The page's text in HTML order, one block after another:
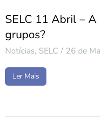
SELC 11 Abril –
grupos?
Notícias, SELC 26 de
Ler Mais